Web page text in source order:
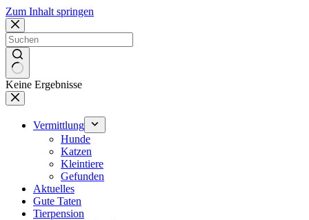
Zum Inhalt springen
Keine Ergebnisse
Vermittlung
Hunde
Katzen
Kleintiere
Gefunden
Aktuelles
Gute Taten
Tierpension